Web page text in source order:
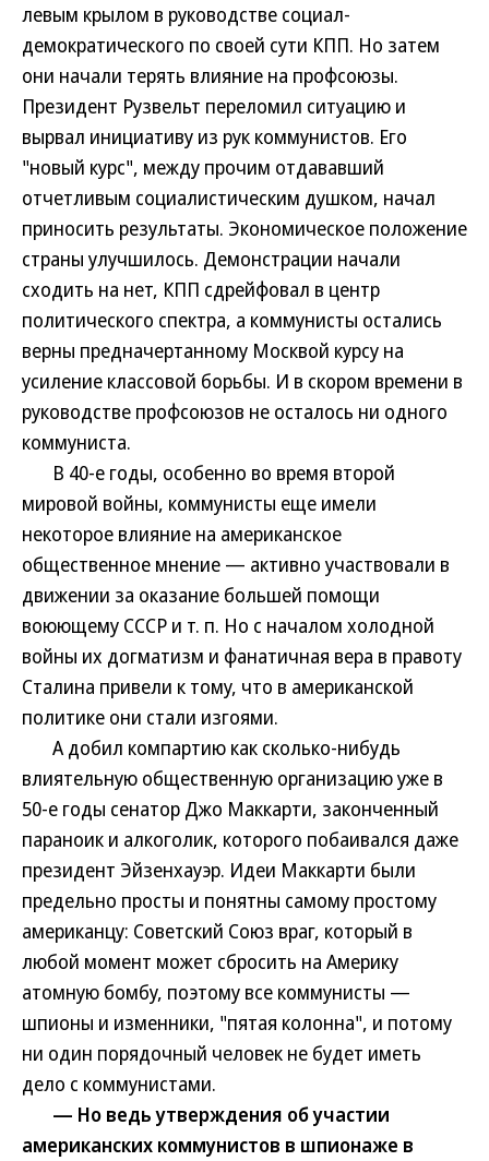
левым крылом в руководстве социал-
демократического по своей сути КПП. Но затем
они начали терять влияние на профсоюзы.
Президент Рузвельт переломил ситуацию и
вырвал инициативу из рук коммунистов. Его
"новый курс", между прочим отдававший
отчетливым социалистическим душком, начал
приносить результаты. Экономическое положение
страны улучшилось. Демонстрации начали
сходить на нет, КПП сдрейфовал в центр
политического спектра, а коммунисты остались
верны предначертанному Москвой курсу на
усиление классовой борьбы. И в скором времени в
руководстве профсоюзов не осталось ни одного
коммуниста.
В 40-е годы, особенно во время второй
мировой войны, коммунисты еще имели
некоторое влияние на американское
общественное мнение — активно участвовали в
движении за оказание большей помощи
воюющему СССР и т. п. Но с началом холодной
войны их догматизм и фанатичная вера в правоту
Сталина привели к тому, что в американской
политике они стали изгоями.
А добил компартию как сколько-нибудь
влиятельную общественную организацию уже в
50-е годы сенатор Джо Маккарти, законченный
параноик и алкоголик, которого побаивался даже
президент Эйзенхауэр. Идеи Маккарти были
предельно просты и понятны самому простому
американцу: Советский Союз враг, который в
любой момент может сбросить на Америку
атомную бомбу, поэтому все коммунисты —
шпионы и изменники, "пятая колонна", и потому
ни один порядочный человек не будет иметь
дело с коммунистами.
— Но ведь утверждения об участии
американских коммунистов в шпионаже в